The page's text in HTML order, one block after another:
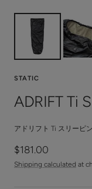
STATIC
ADRIFT Ti
アドリフト Ti スリーピ
Sale
price
$181.00
Shipping calculated at